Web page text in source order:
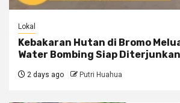
Lokal
Kebakaran Hutan di Bromo
Water Bombing Siap Diterjunkan
2 days ago Putri Huahua